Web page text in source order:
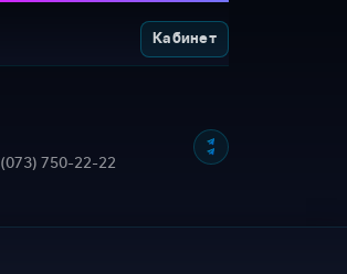
Кабинет
(073) 750-22-22